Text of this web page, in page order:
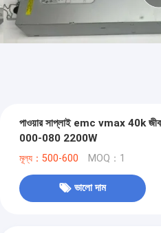
পাওয়ার সাপ্লাই emc vmax 40k
000-080 2200W
মূল্য：500-600 MOQ：1
ভালো দাম